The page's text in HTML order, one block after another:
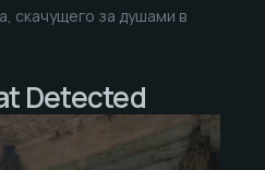
скачущего за душами в
Detected